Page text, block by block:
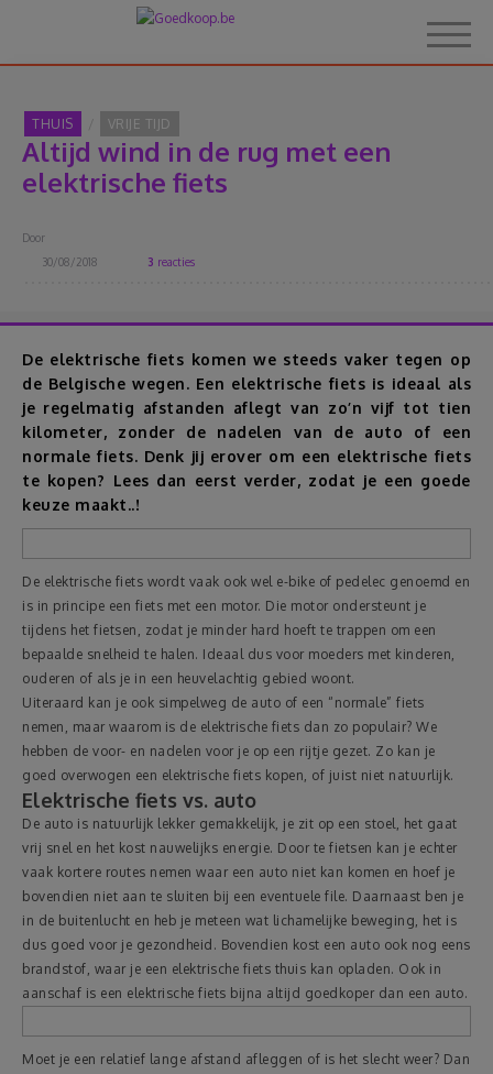
Home
Over Goedkoop.be
Korting
Thema's
Reviews
Reizen
Thuis
Eten & Drinken
Mode & Verzorging
Korting
THUIS VRIJE TIJD
Altijd wind in de rug met een
elektrische fiets
Door
30/08/2018
3 reacties
De elektrische fiets komen we steeds vaker tegen op
de Belgische wegen. Een elektrische fiets is ideaal als
je regelmatig afstanden aflegt van zo’n vijf tot tien
kilometer, zonder de nadelen van de auto of een
normale fiets. Denk jij erover om een elektrische fiets
te kopen? Lees dan eerst verder, zodat je een goede
keuze maakt..!
De elektrische fiets wordt vaak ook wel e-bike of pedelec genoemd en
is in principe een fiets met een motor. Die motor ondersteunt je
tijdens het fietsen, zodat je minder hard hoeft te trappen om een
bepaalde snelheid te halen. Ideaal dus voor moeders met kinderen,
ouderen of als je in een heuvelachtig gebied woont.
Uiteraard kan je ook simpelweg de auto of een “normale” fiets
nemen, maar waarom is de elektrische fiets dan zo populair? We
hebben de voor- en nadelen voor je op een rijtje gezet. Zo kan je
goed overwogen een elektrische fiets kopen, of juist niet natuurlijk.
Elektrische fiets vs. auto
De auto is natuurlijk lekker gemakkelijk, je zit op een stoel, het gaat
vrij snel en het kost nauwelijks energie. Door te fietsen kan je echter
vaak kortere routes nemen waar een auto niet kan komen en hoef je
bovendien niet aan te sluiten bij een eventuele file. Daarnaast ben je
in de buitenlucht en heb je meteen wat lichamelijke beweging, het is
dus goed voor je gezondheid. Bovendien kost een auto ook nog eens
brandstof, waar je een elektrische fiets thuis kan opladen. Ook in
aanschaf is een elektrische fiets bijna altijd goedkoper dan een auto.
Moet je een relatief lange afstand afleggen of is het slecht weer? Dan